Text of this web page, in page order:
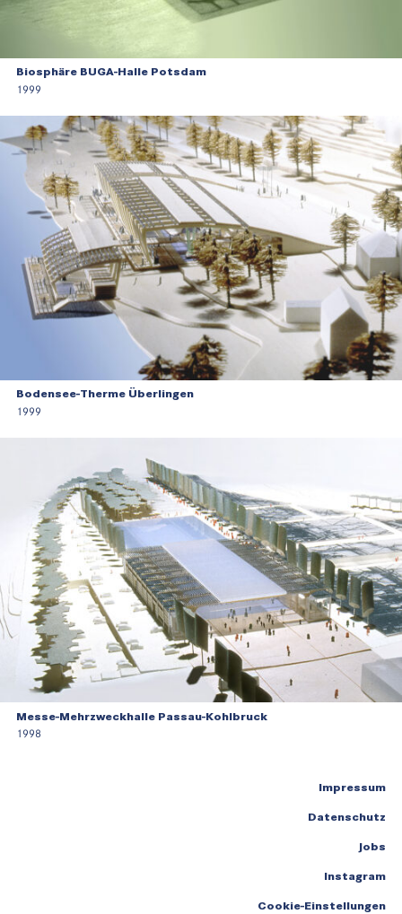
Biosphäre BUGA-Halle Potsdam
1999
Bodensee-Therme Überlingen
1999
Messe-Mehrzweckhalle Passau-Kohlbruck
1998
Impressum
Datenschutz
Jobs
Instagram
Cookie-Einstellungen